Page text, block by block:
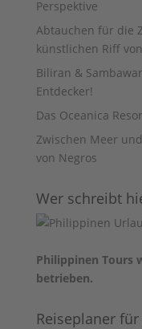
Perspektive
Abtauchen für die
künstlichen Riff
Biliran &
Entdecker!
Das Oceanica
Zwischen Meer
von Negros
Wer schreibt
Philippinen Tours
betrieben.
Reiseplaner